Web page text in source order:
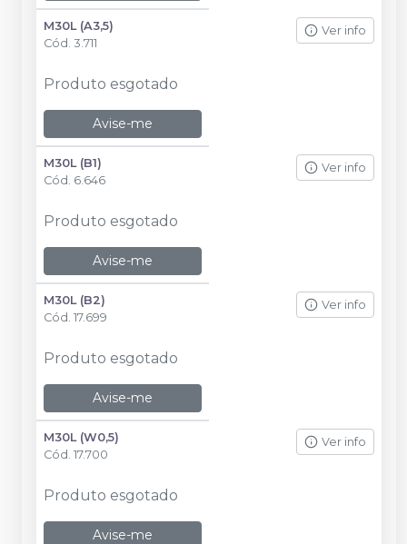
M30L (A3,5)
Cód. 3.711
Ver info
Produto esgotado
Avise-me
M30L (B1)
Cód. 6.646
Ver info
Produto esgotado
Avise-me
M30L (B2)
Cód. 17.699
Ver info
Produto esgotado
Avise-me
M30L (W0,5)
Cód. 17.700
Ver info
Produto esgotado
Avise-me